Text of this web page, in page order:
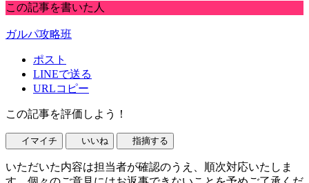
この記事を書いた人
ガルパ攻略班
ポスト
LINEで送る
URLコピー
この記事を評価しよう！
イマイチ いいね 指摘する
いただいた内容は担当者が確認のうえ、順次対応いたしま